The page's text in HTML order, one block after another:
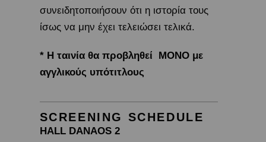
συνειδητοποιήσουν ότι η ιστορία τους
ίσως να μην έχει τελειώσει τελικά.
* Η ταινία θα προβληθεί ΜΟΝΟ με
αγγλικούς υπότιτλους
SCREENING SCHEDULE
HALL DANAOS 2